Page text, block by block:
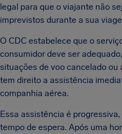
legal para que o viajante não
imprevistos durante a sua
O CDC estabelece que o
consumidor deve ser
situações de voo cancelado ou
tem direito a assistência
companhia aérea.
Essa assistência é
tempo de espera. Após uma